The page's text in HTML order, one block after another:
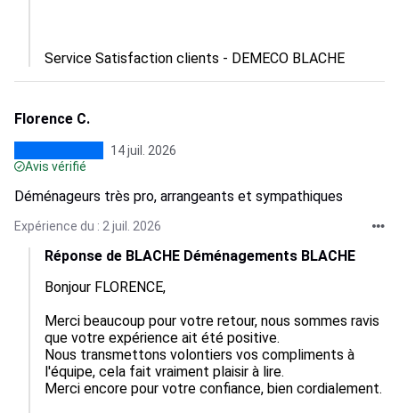
Service Satisfaction clients - DEMECO BLACHE
Florence C.
14 juil. 2026
Avis vérifié
Déménageurs très pro, arrangeants et sympathiques
Expérience du : 2 juil. 2026
Réponse de BLACHE Déménagements BLACHE
Bonjour FLORENCE,
Merci beaucoup pour votre retour, nous sommes ravis
que votre expérience ait été positive.
Nous transmettons volontiers vos compliments à
l'équipe, cela fait vraiment plaisir à lire.
Merci encore pour votre confiance, bien cordialement.